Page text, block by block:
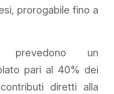
prorogabile fino a
prevedono un
pari al 40% dei
diretti alla